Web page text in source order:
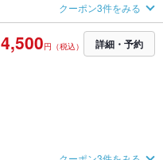
クーポン3件をみる
4,500円（税込） 詳細・予約